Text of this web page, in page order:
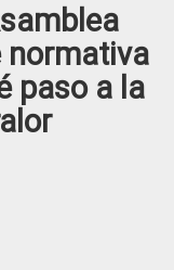
normativa
paso a la